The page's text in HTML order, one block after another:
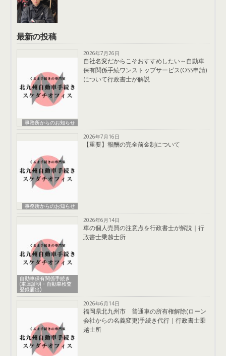
最新の投稿
事務所からのお知らせ
2026年7月26日
自社名変だからこそおすすめしたい～自動車
保有関係手続ワンストップサービス(OSS申請)
について行政書士が解説
事務所からのお知らせ
2026年7月16日
【重要】報酬の完全前金制について
自動車保有関係手続き
(車庫証明・自動車検査
登録届出)
2026年6月14日
車の個人売買の注意点を行政書士が解説｜行
政書士乗越士所
2026年6月14日
福岡県北九州市 普通車の所有権解除(ローン
会社からの名義変更)手続き代行｜行政書士乗
越士所